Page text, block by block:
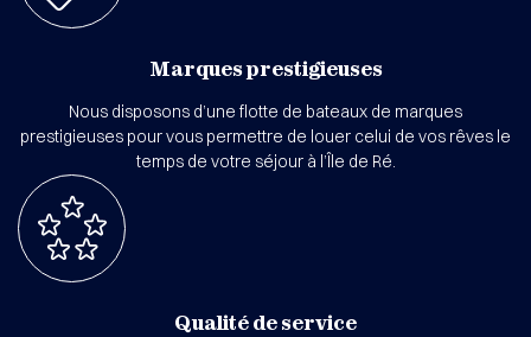
Marques prestigieuses
Nous disposons d’une flotte de bateaux de marques
prestigieuses pour vous permettre de louer celui de vos rêves le
temps de votre séjour à l’Île de Ré.
Qualité de service